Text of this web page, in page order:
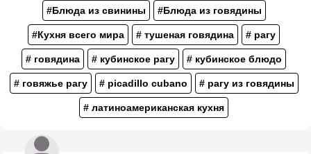
#Блюда из свинины #Блюда из говядины
#Кухня всего мира # тушеная говядина # рагу
# говядина # кубинское рагу # кубинское блюдо
# говяжье рагу # picadillo cubano # рагу из говядины
# латиноамериканская кухня